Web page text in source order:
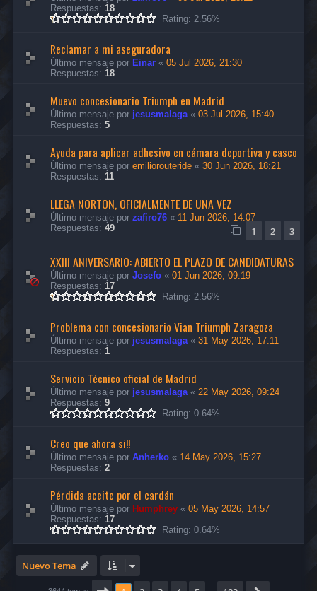
Respuestas: 18
Rating: 2.56%
Reclamar a mi aseguradora
Último mensaje por Einar « 05 Jul 2026, 21:30
Respuestas: 18
Muevo concesionario Triumph en Madrid
Último mensaje por jesusmalaga« 03 Jul 2026, 15:40
Respuestas: 5
Ayuda para aplicar adhesivo en cámara deportiva y casco
Último mensaje por emiliorouteride « 30 Jun 2026, 18:21
Respuestas: 11
LLEGA NORTON, OFICIALMENTE DE UNA VEZ
Último mensaje por zafiro76 « 11 Jun 2026, 14:07
Respuestas: 49 1 2 3
XXIII ANIVERSARIO: ABIERTO EL PLAZO DE CANDIDATURAS
Último mensaje por Josefo « 01 Jun 2026, 09:19
Respuestas: 17
Rating: 2.56%
Problema con concesionario Vian Triumph Zaragoza
Último mensaje por jesusmalaga« 31 May 2026, 17:11
Respuestas: 1
Servicio Técnico oficial de Madrid
Último mensaje por jesusmalaga« 22 May 2026, 09:24
Respuestas: 9
Rating: 0.64%
Creo que ahora si!!
Último mensaje por Anherko « 14 May 2026, 15:27
Respuestas: 2
Pérdida aceite por el cardán
Último mensaje por Humphrey « 05 May 2026, 14:57
Respuestas: 17
Rating: 0.64%
Nuevo Tema